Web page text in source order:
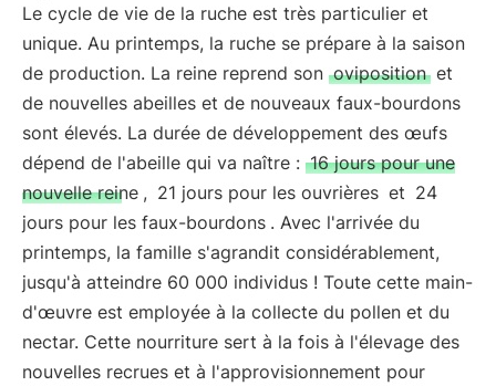
Le cycle de vie de la ruche est très particulier et
unique. Au printemps, la ruche se prépare à la saison
de production. La reine reprend son oviposition et
de nouvelles abeilles et de nouveaux faux-bourdons
sont élevés. La durée de développement des œufs
dépend de l'abeille qui va naître : 16 jours pour une
nouvelle reine , 21 jours pour les ouvrières et 24
jours pour les faux-bourdons . Avec l'arrivée du
printemps, la famille s'agrandit considérablement,
jusqu'à atteindre 60 000 individus ! Toute cette main-
d'œuvre est employée à la collecte du pollen et du
nectar. Cette nourriture sert à la fois à l'élevage des
nouvelles recrues et à l'approvisionnement pour